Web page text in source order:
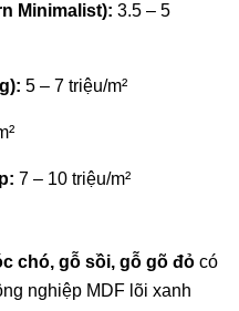
Minimalist): 3.5 – 5
5 – 7 triệu/m²
7 – 10 triệu/m²
chó, gỗ sồi, gỗ gõ đỏ có
nghiệp MDF lõi xanh